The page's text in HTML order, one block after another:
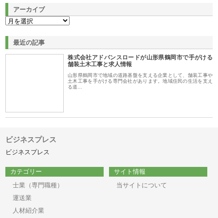
アーカイブ
最近の記事
株式会社アドバンスロードが山形県鶴岡市で手がける
舗装土木工事と求人情報
山形県鶴岡市で地域の道路基盤を支える企業として、舗装工事や
土木工事を手がける専門会社があります。地域住民の生活を支え
る道…
ビジネスプレス
ビジネスプレス
カテゴリー
士業（専門職種）
運送業
人材紹介業
サイト情報
当サイトについて